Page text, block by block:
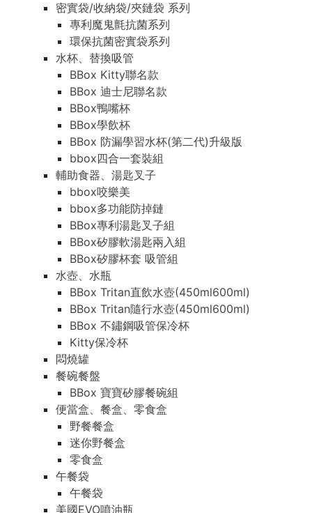
密實袋/收納袋/夾鏈袋 系列
專利魔鬼氈抗菌系列
環保抗菌密實袋系列
水杯、替換吸管
BBox Kitty聯名款
BBox 迪士尼聯名款
BBox鴨嘴杯
BBox學飲杯
BBox 防漏學習水杯(第二代)升級版
bbox四合一套裝組
輔助食器、湯匙叉子
bbox咬樂美
bbox多功能防掉鏈
BBox專利湯匙叉子組
BBox矽膠軟湯匙兩入組
BBox矽膠杯套 吸管組
水壺、水瓶
BBox Tritan直飲水壺(450ml600ml)
BBox Tritan隨行水壺(450ml600ml)
BBox 不鏽鋼吸管保冷杯
Kitty保冷杯
悶燒罐
餐碗餐盤
BBox 寶寶矽膠餐碗組
便當盒、餐盒、零食盒
野餐餐盒
迷你野餐盒
零食盒
午餐袋
午餐袋
美國EVO噴油瓶